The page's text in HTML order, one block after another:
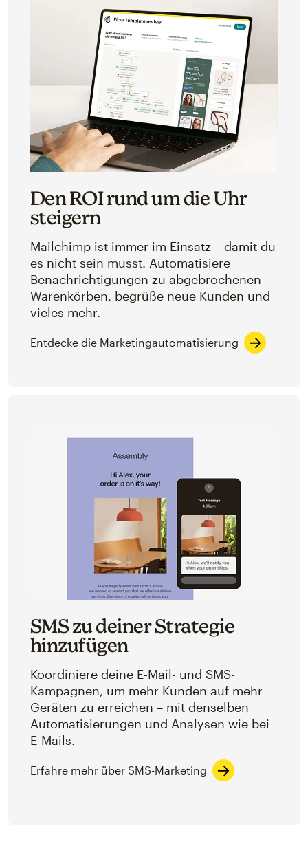
Den ROI rund um die Uhr
steigern
Mailchimp ist immer im Einsatz – damit du
es nicht sein musst. Automatisiere
Benachrichtigungen zu abgebrochenen
Warenkörben, begrüße neue Kunden und
vieles mehr.
Entdecke die Marketingautomatisierung
SMS zu deiner Strategie
hinzufügen
Koordiniere deine E-Mail- und SMS-
Kampagnen, um mehr Kunden auf mehr
Geräten zu erreichen – mit denselben
Automatisierungen und Analysen wie bei
E-Mails.
Erfahre mehr über SMS-Marketing